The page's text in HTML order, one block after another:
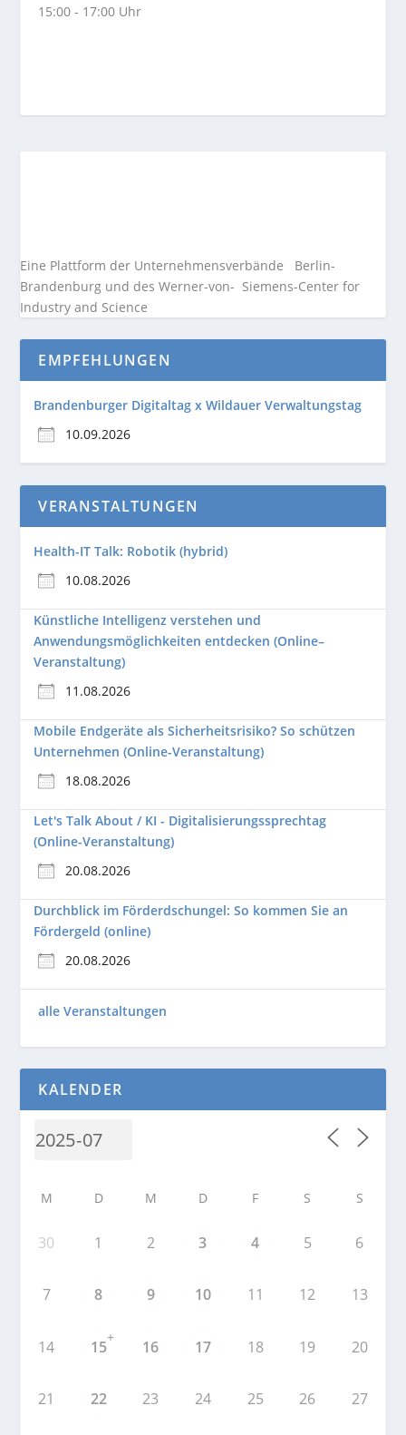
15:00 - 17:00 Uhr
Eine Plattform der Unternehmensverbände Berlin-
Brandenburg und des Werner-von- Siemens-Center for
Industry and Science
EMPFEHLUNGEN
Brandenburger Digitaltag x Wildauer Verwaltungstag
10.09.2026
VERANSTALTUNGEN
Health-IT Talk: Robotik (hybrid)
10.08.2026
Künstliche Intelligenz verstehen und
Anwendungsmöglichkeiten entdecken (Online–
Veranstaltung)
11.08.2026
Mobile Endgeräte als Sicherheitsrisiko? So schützen
Unternehmen (Online-Veranstaltung)
18.08.2026
Let's Talk About / KI - Digitalisierungssprechtag
(Online-Veranstaltung)
20.08.2026
Durchblick im Förderdschungel: So kommen Sie an
Fördergeld (online)
20.08.2026
alle Veranstaltungen
KALENDER
M D M D F S S
30 1 2 3 4 5 6
7 8 9 10 11 12 13
14 15
+
16 17 18 19 20
21 22 23 24 25 26 27